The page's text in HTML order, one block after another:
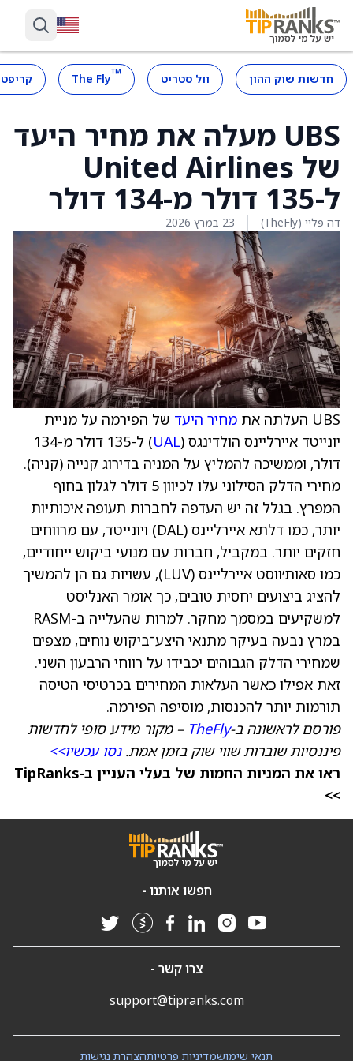
חדשות שוק ההון וול סטריט ™
The Fly
UBS מעלה את מחיר היעד
של United Airlines
ל-135 דולר מ-134 דולר
דה פליי (TheFly) 23 במרץ 2026
UBS העלתה את מחיר היעד של הפירמה על מניית
יונייטד איירליינס הולדינגס (UAL
) ל-135 דולר מ-134
דולר, וממשיכה להמליץ על המניה בדירוג קנייה (קניה).
מחירי הדלק הסילוני עלו לכיוון 5 דולר לגלון בחוף
המפרץ. בגלל זה יש העדפה לחברות תעופה איכותיות
יותר, כמו דלתא איירליינס (DAL) ויונייטד, עם מרווחים
חזקים יותר. במקביל, חברות עם מנועי ביקוש ייחודיים,
כמו סאות׳ווסט איירליינס (LUV), עשויות גם הן להמשיך
להציג ביצועים יחסית טובים, כך אומר האנליסט
למשקיעים במסמך מחקר. למרות שהעלייה ב-RASM
במרץ נבעה בעיקר מתנאי היצע־ביקוש נוחים, מצפים
שמחירי הדלק הגבוהים יכבידו על רווחי הרבעון השני.
זאת אפילו כאשר העלאות המחירים בכרטיסי הטיסה
תורמות יותר להכנסות, מוסיפה הפירמה.
פורסם לראשונה ב-TheFly – מקור מידע סופי לחדשות
פיננסיות שוברות שווי שוק בזמן אמת.נסו עכשיו>>
ראו את המניות החמות של בעלי העניין ב-TipRanks
>>
חפשו אותנו -
צרו קשר -
support@tipranks.com
הצהרת נגישותמדיניות פרטיותתנאי שימוש